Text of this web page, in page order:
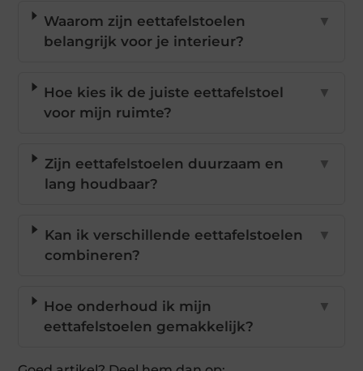
Waarom zijn eettafelstoelen
belangrijk voor je interieur?
▼
Hoe kies ik de juiste eettafelstoel
voor mijn ruimte?
▼
Zijn eettafelstoelen duurzaam en
lang houdbaar?
▼
Kan ik verschillende eettafelstoelen
combineren?
▼
Hoe onderhoud ik mijn
eettafelstoelen gemakkelijk?
▼